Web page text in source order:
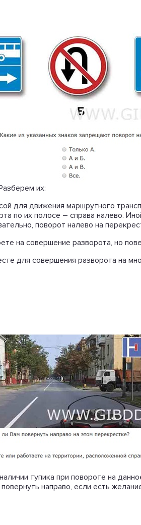
их:
для движения маршрутного
по их полосе – справа налево.
поворот налево на
на совершение разворота, но
для совершения разворота на
тупика при повороте на
направо, если есть